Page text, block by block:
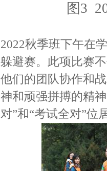
图3
2022秋季班下午在
躲避赛。此项比赛
他们的团队协作和
神和顽强拼搏的精
对”和“考试全对”位